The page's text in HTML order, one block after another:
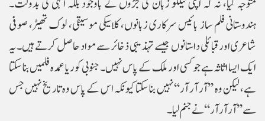
ہندوستانی فلم ساز بائیس سرکاری زبانوں، کلاسیکی موسیقی، لوک تھیٹر، صوفی
شاعری اور قبائلی داستانوں جیسے تہذیبی ذخائر سے مواد حاصل کرتے ہیں۔ یہ
ایک ایسا اثاثہ ہے جو کسی اور ملک کے پاس نہیں۔ جنوبی کوریا عمدہ فلمیں بنا سکتا
ہے، لیکن وہ ’’آر آر آر‘‘ نہیں بنا سکتا کیونکہ اس کے پاس وہ تاریخ نہیں جس
سے ’’آر آر آر‘‘ نے جنم لیا۔